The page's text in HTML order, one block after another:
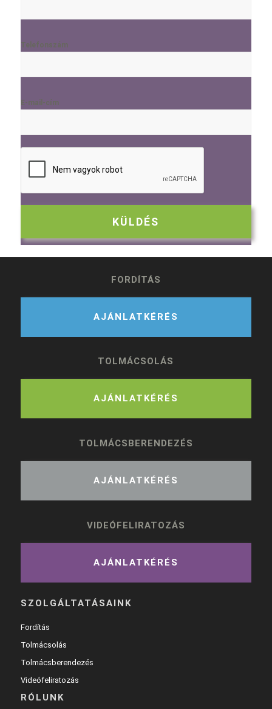
Telefonszám
E-mail-cím
FORDÍTÁS
AJÁNLATKÉRÉS
TOLMÁCSOLÁS
AJÁNLATKÉRÉS
TOLMÁCSBERENDEZÉS
AJÁNLATKÉRÉS
VIDEÓFELIRATOZÁS
AJÁNLATKÉRÉS
SZOLGÁLTATÁSAINK
Fordítás
Tolmácsolás
Tolmácsberendezés
Videófeliratozás
RÓLUNK